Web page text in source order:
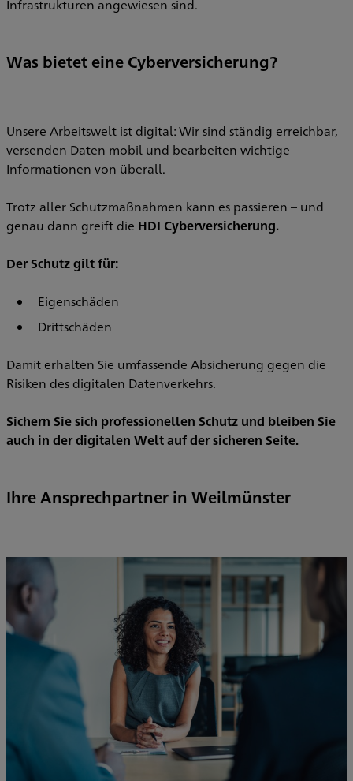
Infrastrukturen angewiesen sind.
Was bietet eine Cyberversicherung?
Unsere Arbeitswelt ist digital: Wir sind ständig erreichbar,
versenden Daten mobil und bearbeiten wichtige
Informationen von überall.
Trotz aller Schutzmaßnahmen kann es passieren – und
genau dann greift die HDI Cyberversicherung.
Der Schutz gilt für:
Eigenschäden
Drittschäden
Damit erhalten Sie umfassende Absicherung gegen die
Risiken des digitalen Datenverkehrs.
Sichern Sie sich professionellen Schutz und bleiben Sie
auch in der digitalen Welt auf der sicheren Seite.
Ihre Ansprechpartner in Weilmünster